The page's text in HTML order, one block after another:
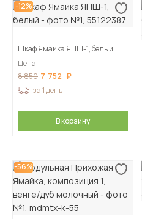
-12%
Шкаф Ямайка ЯПШ-1, белый
Цена
8 859 7 752
за 1 день
В корзину
-56%